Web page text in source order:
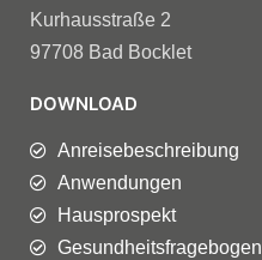
Kurhausstraße 2
97708 Bad Bocklet
DOWNLOAD
Anreisebeschreibung
Anwendungen
Hausprospekt
Gesundheitsfragebogen